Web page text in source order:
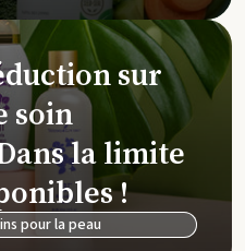
sur
soin
la limite
!
pour la peau